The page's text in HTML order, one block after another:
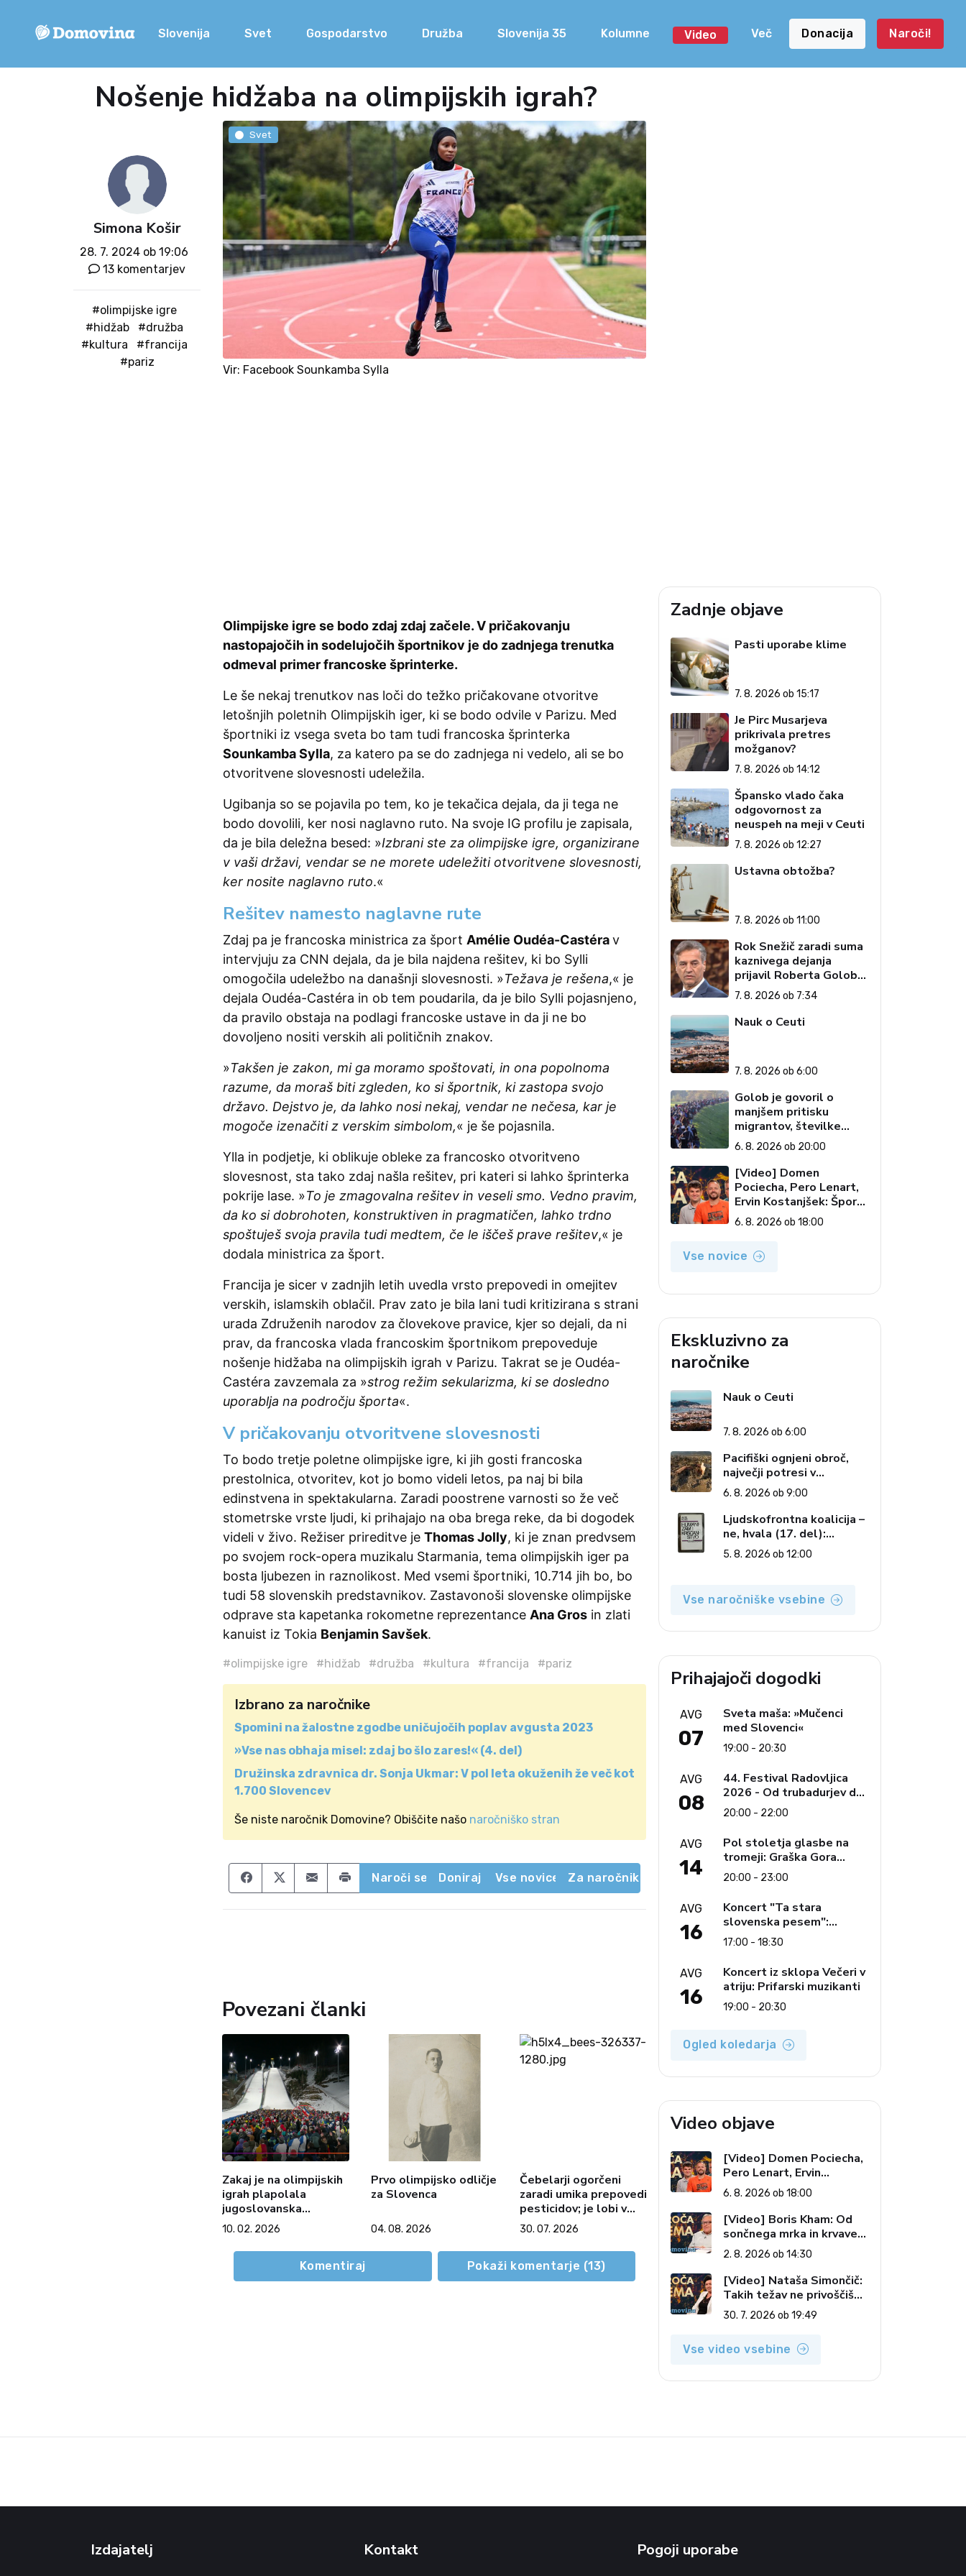
Slovenija Svet Gospodarstvo Družba Slovenija 35 Kolumne Video Več Donacija Naroči!
Nošenje hidžaba na olimpijskih igrah?
Simona Košir
28. 7. 2024 ob 19:06
13 komentarjev
#olimpijske igre
#hidžab
#družba
#kultura
#francija
#pariz
Vir: Facebook Sounkamba Sylla
Svet
Olimpijske igre se bodo zdaj zdaj začele. V pričakovanju
nastopajočih in sodelujočih športnikov je do zadnjega trenutka
odmeval primer francoske šprinterke.
Le še nekaj trenutkov nas loči do težko pričakovane otvoritve
letošnjih poletnih Olimpijskih iger, ki se bodo odvile v Parizu. Med
športniki iz vsega sveta bo tam tudi francoska šprinterka
Sounkamba Sylla, za katero pa se do zadnjega ni vedelo, ali se bo
otvoritvene slovesnosti udeležila.
Ugibanja so se pojavila po tem, ko je tekačica dejala, da ji tega ne
bodo dovolili, ker nosi naglavno ruto. Na svoje IG profilu je zapisala,
da je bila deležna besed: »Izbrani ste za olimpijske igre, organizirane
v vaši državi, vendar se ne morete udeležiti otvoritvene slovesnosti,
ker nosite naglavno ruto.«
Rešitev namesto naglavne rute
Zdaj pa je francoska ministrica za šport Amélie Oudéa-Castérav
intervjuju za CNN dejala, da je bila najdena rešitev, ki bo Sylli
omogočila udeležbo na današnji slovesnosti. »Težava je rešena,« je
dejala Oudéa-Castéra in ob tem poudarila, da je bilo Sylli pojasnjeno,
da pravilo obstaja na podlagi francoske ustave in da ji ne bo
dovoljeno nositi verskih ali političnih znakov.
»Takšen je zakon, mi ga moramo spoštovati, in ona popolnoma
razume, da moraš biti zgleden, ko si športnik, ki zastopa svojo
državo. Dejstvo je, da lahko nosi nekaj, vendar ne nečesa, kar je
mogoče izenačiti z verskim simbolom,« je še pojasnila.
Ylla in podjetje, ki oblikuje obleke za francosko otvoritveno
slovesnost, sta tako zdaj našla rešitev, pri kateri si lahko šprinterka
pokrije lase. »To je zmagovalna rešitev in veseli smo. Vedno pravim,
da ko si dobrohoten, konstruktiven in pragmatičen, lahko trdno
spoštuješ svoja pravila tudi medtem, če le iščeš prave rešitev,« je
dodala ministrica za šport.
Francija je sicer v zadnjih letih uvedla vrsto prepovedi in omejitev
verskih, islamskih oblačil. Prav zato je bila lani tudi kritizirana s strani
urada Združenih narodov za človekove pravice, kjer so dejali, da ni
prav, da francoska vlada francoskim športnikom prepoveduje
nošenje hidžaba na olimpijskih igrah v Parizu. Takrat se je Oudéa-
Castéra zavzemala za »strog režim sekularizma, ki se dosledno
uporablja na področju športa«.
V pričakovanju otvoritvene slovesnosti
To bodo tretje poletne olimpijske igre, ki jih gosti francoska
prestolnica, otvoritev, kot jo bomo videli letos, pa naj bi bila
edinstvena in spektakularna. Zaradi poostrene varnosti so že več
stometrske vrste ljudi, ki prihajajo na oba brega reke, da bi dogodek
videli v živo. Režiser prireditve je Thomas Jolly, ki je znan predvsem
po svojem rock-opera muzikalu Starmania, tema olimpijskih iger pa
bosta ljubezen in raznolikost. Med vsemi športniki, 10.714 jih bo, bo
tudi 58 slovenskih predstavnikov. Zastavonoši slovenske olimpijske
odprave sta kapetanka rokometne reprezentance Ana Gros in zlati
kanuist iz Tokia Benjamin Savšek.
#olimpijske igre #hidžab #družba #kultura #francija #pariz
Izbrano za naročnike
Spomini na žalostne zgodbe uničujočih poplav avgusta 2023
»Vse nas obhaja misel: zdaj bo šlo zares!« (4. del)
Družinska zdravnica dr. Sonja Ukmar: V pol leta okuženih že več kot
1.700 Slovencev
Še niste naročnik Domovine? Obiščite našo naročniško stran
Share on Facebook
Share on Twitter
Share by email
Naroči se Doniraj Vse novice Za naročnike
Povezani članki
Zakaj je na olimpijskih
igrah plapolala
jugoslovanska
zastava?
10. 02. 2026
Prvo olimpijsko odličje
za Slovenca
04. 08. 2026
Čebelarji ogorčeni
zaradi umika prepovedi
pesticidov; je lobi v
Franciji premočan?
30. 07. 2026
Komentiraj Pokaži komentarje (13)
Zadnje objave
Pasti uporabe klime
7. 8. 2026 ob 15:17
Je Pirc Musarjeva
prikrivala pretres
možganov?
7. 8. 2026 ob 14:12
Špansko vlado čaka
odgovornost za
neuspeh na meji v Ceuti
7. 8. 2026 ob 12:27
Ustavna obtožba?
7. 8. 2026 ob 11:00
Rok Snežič zaradi suma
kaznivega dejanja
prijavil Roberta Goloba
– 'islamofila'
7. 8. 2026 ob 7:34
Nauk o Ceuti
7. 8. 2026 ob 6:00
Golob je govoril o
manjšem pritisku
migrantov, številke
govorijo drugače
6. 8. 2026 ob 20:00
[Video] Domen
Pociecha, Pero Lenart,
Ervin Kostanjšek: Šport
specialcev (Vroča tema,
6. 8. 2026)
6. 8. 2026 ob 18:00
Vse novice
Ekskluzivno za
naročnike
Nauk o Ceuti
7. 8. 2026 ob 6:00
Pacifiški ognjeni obroč,
največji potresi v
zgodovini in cena pozabe
6. 8. 2026 ob 9:00
Ljudskofrontna koalicija –
ne, hvala (17. del):
Priprave na sestop z
oblasti – dvorska
delu: Revija 2000 in
revolucionarna izvotlitev
5. 8. 2026 ob 12:00
Vse naročniške vsebine
Prihajajoči dogodki
AVG
07
Sveta maša: »Mučenci
med Slovenci«
19:00 - 20:30
AVG
08
44. Festival Radovljica
2026 - Od trubadurjev do
Brahmsa
20:00 - 22:00
AVG
14
Pol stoletja glasbe na
tromeji: Graška Gora
obeležuje 50. jubilejni
festival narodno-zabavne
glasbe
20:00 - 23:00
AVG
16
Koncert "Ta stara
slovenska pesem":
Ljudski pevci Jezerci
17:00 - 18:30
AVG
16
Koncert iz sklopa Večeri v
atriju: Prifarski muzikanti
19:00 - 20:30
Ogled koledarja
Video objave
[Video] Domen Pociecha,
Pero Lenart, Ervin
Kostanjšek: Šport
specialcev (Vroča tema, 6.
8. 2026)
6. 8. 2026 ob 18:00
[Video] Boris Kham: Od
sončnega mrka in krvave
lune do slovenskih
pečatov v vesolju (Vroča
tema, 2. 8. 2026)
2. 8. 2026 ob 14:30
[Video] Nataša Simončič:
Takih težav ne privoščiš
nikomur (Vroča tema, 30.
7. 2026)
30. 7. 2026 ob 19:49
Vse video vsebine
Izdajatelj Kontakt Pogoji uporabe